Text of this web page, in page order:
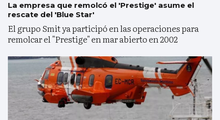
La empresa que remolcó el 'Prestige' asume el
rescate del 'Blue Star'
El grupo Smit ya participó en las operaciones para
remolcar el "Prestige" en mar abierto en 2002